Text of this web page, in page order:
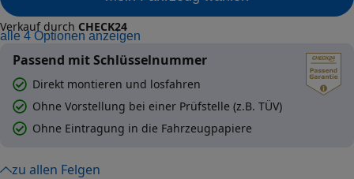
Verkauf durch CHECK24
alle 4 Optionen anzeigen
Passend mit Schlüsselnummer
Direkt montieren und losfahren
Ohne Vorstellung bei einer Prüfstelle (z.B. TÜV)
Ohne Eintragung in die Fahrzeugpapiere
zu allen Felgen